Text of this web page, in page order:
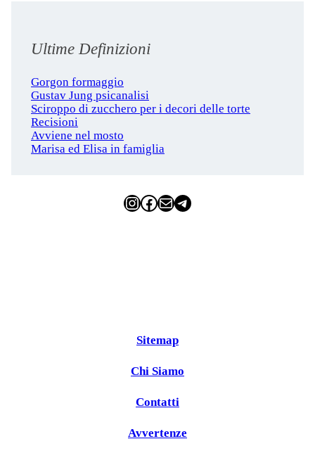
Ultime Definizioni
Gorgon formaggio
Gustav Jung psicanalisi
Sciroppo di zucchero per i decori delle torte
Recisioni
Avviene nel mosto
Marisa ed Elisa in famiglia
InstagramFacebook Email Telegram
Sitemap
Chi Siamo
Contatti
Avvertenze